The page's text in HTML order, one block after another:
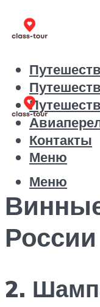
Контакты
Меню
Меню
России
2.